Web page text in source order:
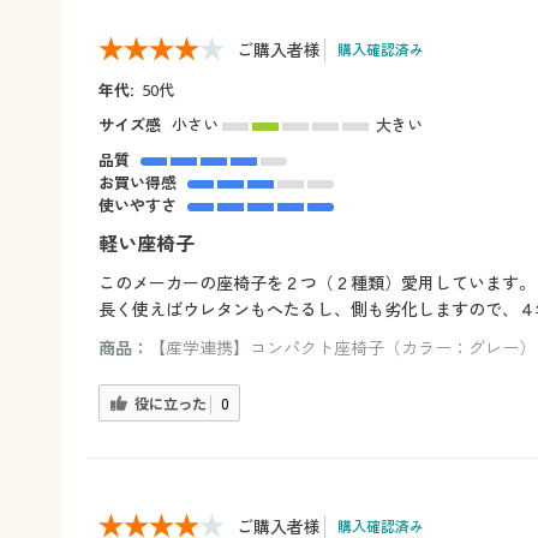
ご購入者様 購入確認済み
年代: 50代
サイズ感 小さい
大きい
品質
お買い得感
使いやすさ
軽い座椅子
このメーカーの座椅子を２つ（２種類）愛用しています。
長く使えばウレタンもへたるし、側も劣化しますので、
商品：
【産学連携】コンパクト座椅子（カラー：グレー）
役に立った 0
ご購入者様 購入確認済み